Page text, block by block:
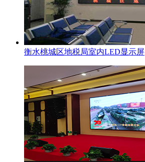
衡水桃城区地税局室内LED显示屏